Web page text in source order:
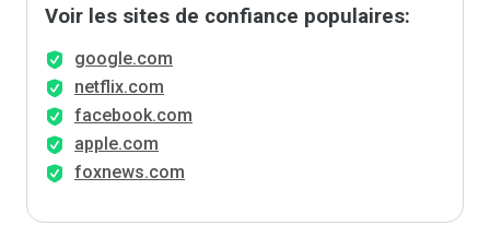
Voir les sites de confiance populaires:
google.com
netflix.com
facebook.com
apple.com
foxnews.com